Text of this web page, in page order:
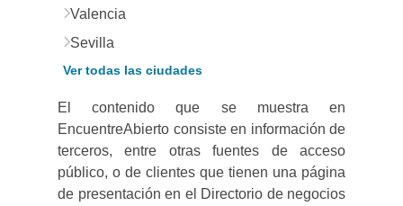
Valencia
Sevilla
Ver todas las ciudades
El contenido que se muestra en
EncuentreAbierto consiste en información de
terceros, entre otras fuentes de acceso
público, o de clientes que tienen una página
de presentación en el Directorio de negocios